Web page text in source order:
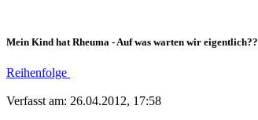
Mein Kind hat Rheuma - Auf was warten wir eigentlich??
Reihenfolge
Verfasst am: 26.04.2012, 17:58